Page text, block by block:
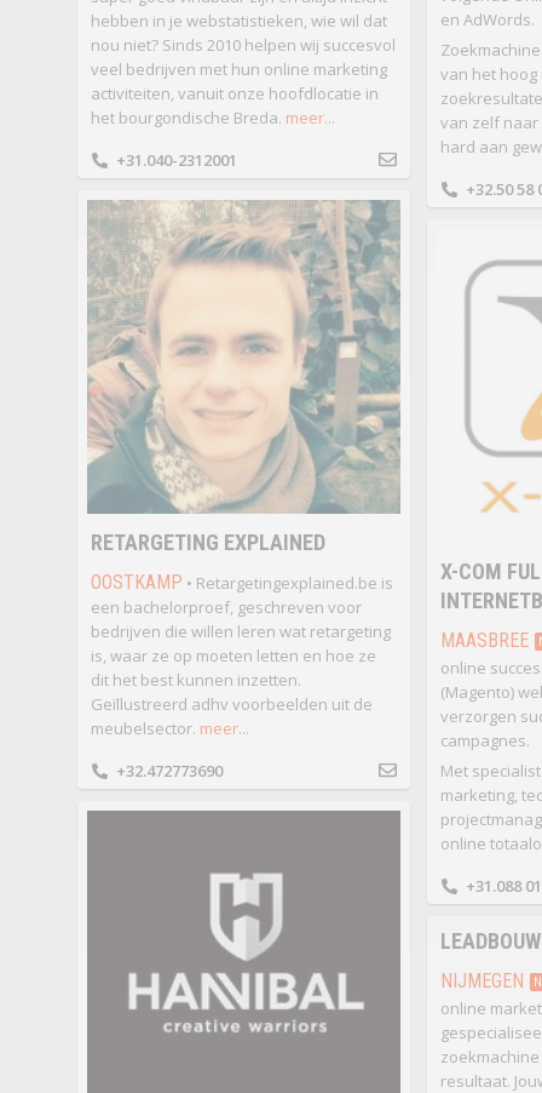
en AdWords.
van het hoog
van zelf naar
hard aan
+32.50 58
hebben in je webstatistieken, wie wil dat
nou niet? Sinds 2010 helpen wij succesvol
veel bedrijven met hun online marketing
activiteiten, vanuit onze hoofdlocatie in
het bourgondische Breda. meer...
+31.040-2312001
RETARGETING EXPLAINED
OOSTKAMP • Retargetingexplained.be is
een bachelorproef, geschreven voor
bedrijven die willen leren wat retargeting
is, waar ze op moeten letten en hoe ze
dit het best kunnen inzetten.
Geïllustreerd adhv voorbeelden uit de
meubelsector. meer...
+32.472773690
X-COM
MAASBREE
online
(Magento)
verzorgen
campagnes.
Met
marketing,
online
+31.088
NIJMEGEN
online
resultaat.